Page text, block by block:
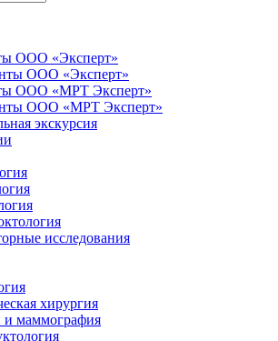
ООО «Эксперт»
ООО «Эксперт»
ООО «МРТ Эксперт»
ООО «МРТ Эксперт»
экскурсия
исследования
хирургия
и маммография